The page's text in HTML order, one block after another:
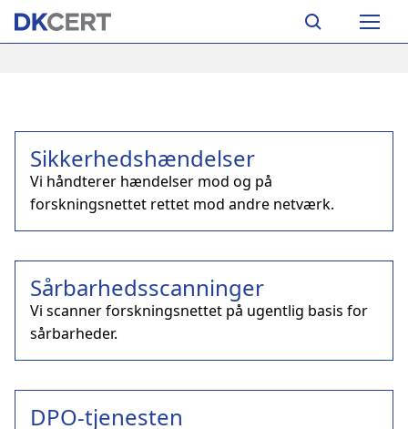
Skip
Main
Sikkerhedshændelser
Vi håndterer hændelser mod og på
forskningsnettet rettet mod andre netværk.
Sårbarhedsscanninger
Vi scanner forskningsnettet på ugentlig basis for
sårbarheder.
DPO-tjenesten